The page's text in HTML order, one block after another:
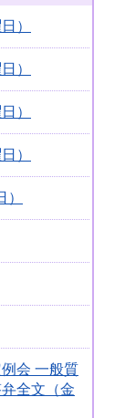
）
）
）
）
会 一般質
全文（金